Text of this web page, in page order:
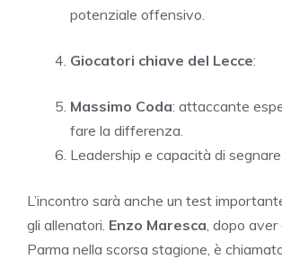
potenziale offensivo.
Giocatori chiave del Lecce:
Massimo Coda: attaccante
fare la differenza.
Leadership e capacità di
L’incontro sarà anche un test
gli allenatori. Enzo Maresca , dopo
Parma nella scorsa stagione, è